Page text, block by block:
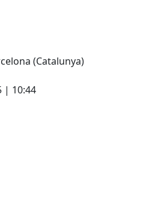
(Catalunya)
| 10:44